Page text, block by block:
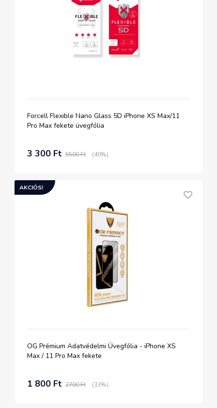
Forcell Flexible Nano Glass 5D iPhone XS Max/11
Pro Max fekete üvegfólia
3 300 Ft 5500 Ft (40%)
AKCIÓS!
OG Prémium Adatvédelmi Üvegfólia - iPhone XS
Max / 11 Pro Max fekete
1 800 Ft 2700 Ft (33%)